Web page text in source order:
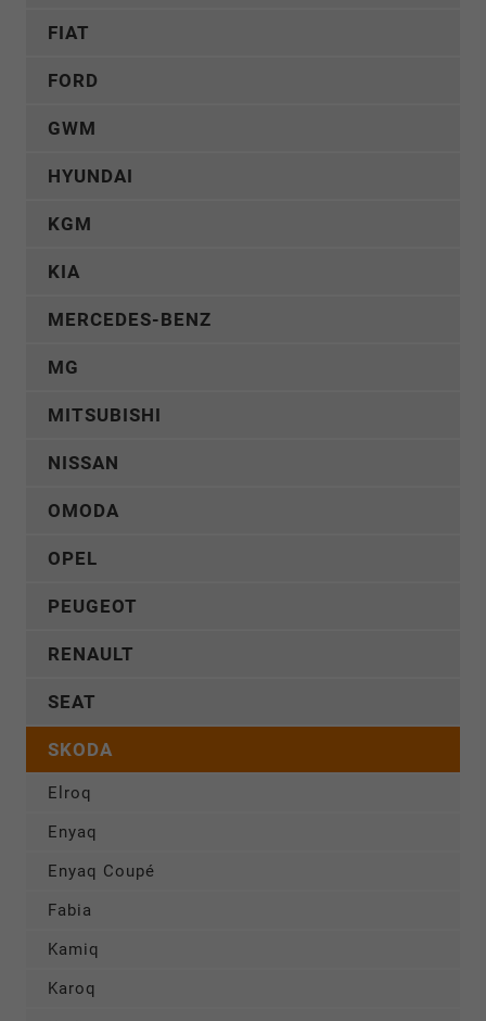
FIAT
FORD
GWM
HYUNDAI
KGM
KIA
MERCEDES-BENZ
MG
MITSUBISHI
NISSAN
OMODA
OPEL
PEUGEOT
RENAULT
SEAT
SKODA
Elroq
Enyaq
Enyaq Coupé
Fabia
Kamiq
Karoq